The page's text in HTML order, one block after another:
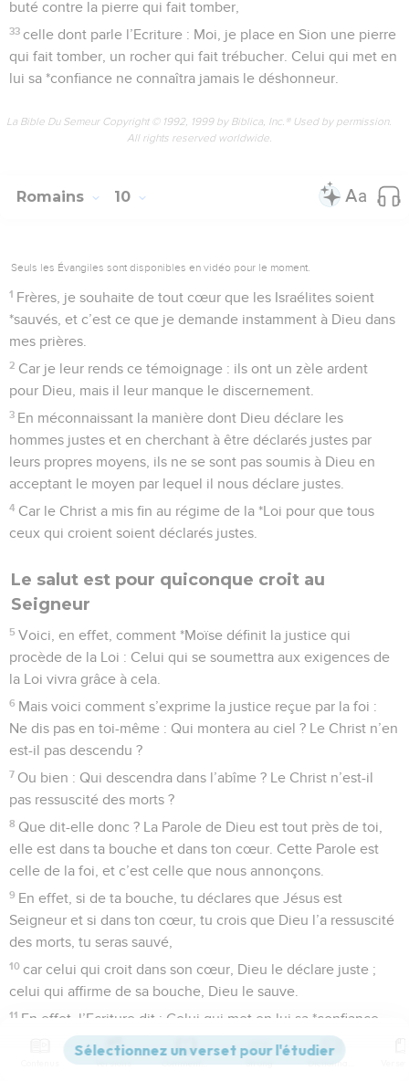
buté contre la pierre qui fait tomber,
33 celle dont parle l’Ecriture : Moi, je place en Sion une pierre
qui fait tomber, un rocher qui fait trébucher. Celui qui met en
lui sa *confiance ne connaîtra jamais le déshonneur.
La Bible Du Semeur Copyright © 1992, 1999 by Biblica, Inc.® Used by permission.
All rights reserved worldwide.
Romains 10
Seuls les Évangiles sont disponibles en vidéo pour le moment.
1 Frères, je souhaite de tout cœur que les Israélites soient
*sauvés, et c’est ce que je demande instamment à Dieu dans
mes prières.
2 Car je leur rends ce témoignage : ils ont un zèle ardent
pour Dieu, mais il leur manque le discernement.
3 En méconnaissant la manière dont Dieu déclare les
hommes justes et en cherchant à être déclarés justes par
leurs propres moyens, ils ne se sont pas soumis à Dieu en
acceptant le moyen par lequel il nous déclare justes.
4 Car le Christ a mis fin au régime de la *Loi pour que tous
ceux qui croient soient déclarés justes.
Le salut est pour quiconque croit au
Seigneur
5 Voici, en effet, comment *Moïse définit la justice qui
procède de la Loi : Celui qui se soumettra aux exigences de
la Loi vivra grâce à cela.
6 Mais voici comment s’exprime la justice reçue par la foi :
Ne dis pas en toi-même : Qui montera au ciel ? Le Christ n’en
est-il pas descendu ?
7 Ou bien : Qui descendra dans l’abîme ? Le Christ n’est-il
pas ressuscité des morts ?
8 Que dit-elle donc ? La Parole de Dieu est tout près de toi,
elle est dans ta bouche et dans ton cœur. Cette Parole est
celle de la foi, et c’est celle que nous annonçons.
9 En effet, si de ta bouche, tu déclares que Jésus est
Seigneur et si dans ton cœur, tu crois que Dieu l’a ressuscité
des morts, tu seras sauvé,
10 car celui qui croit dans son cœur, Dieu le déclare juste ;
celui qui affirme de sa bouche, Dieu le sauve.
11 En effet, l’Ecriture dit : Celui qui met en lui sa *confiance
ne connaîtra jamais le déshonneur.
Ainsi, il n’y a pas de différence entre *Juifs et non-Juifs.
Versions Commentaires Strong